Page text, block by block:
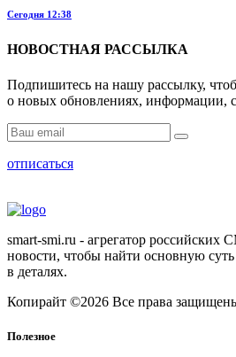
Сегодня 12:38
НОВОСТНАЯ РАССЫЛКА
Подпишитесь на нашу рассылку,
о новых обновлениях, информации,
отписаться
smart-smi.ru - агрегатор
новости, чтобы найти основную
в деталях.
Копирайт ©2026 Все права
Полезное